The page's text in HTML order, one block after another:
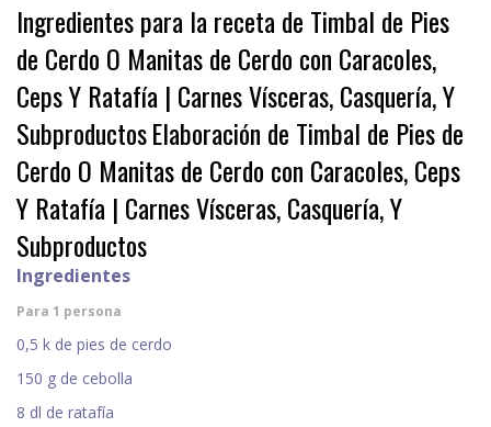
Ingredientes para la receta de Timbal de Pies
de Cerdo O Manitas de Cerdo con Caracoles,
Ceps Y Ratafía | Carnes Vísceras, Casquería, Y
SubproductosElaboración de Timbal de Pies de
Cerdo O Manitas de Cerdo con Caracoles, Ceps
Y Ratafía | Carnes Vísceras, Casquería, Y
Subproductos
Ingredientes
Para 1 persona
0,5 k de pies de cerdo
150 g de cebolla
8 dl de ratafía